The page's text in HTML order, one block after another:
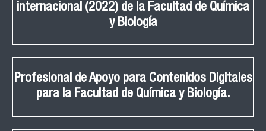
internacional (2022) de la Facultad de Química
y Biología
Profesional de Apoyo para Contenidos Digitales
para la Facultad de Química y Biología.